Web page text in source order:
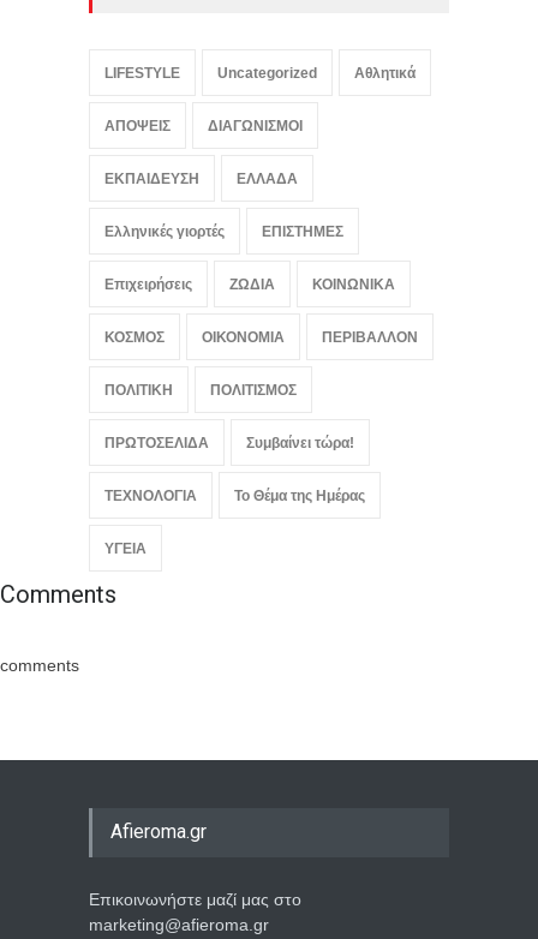
LIFESTYLE Uncategorized Αθλητικά
ΑΠΟΨΕΙΣ ΔΙΑΓΩΝΙΣΜΟΙ
ΕΚΠΑΙΔΕΥΣΗ ΕΛΛΑΔΑ
Ελληνικές γιορτές ΕΠΙΣΤΗΜΕΣ
Επιχειρήσεις ΖΩΔΙΑ ΚΟΙΝΩΝΙΚΑ
ΚΟΣΜΟΣ ΟΙΚΟΝΟΜΙΑ ΠΕΡΙΒΑΛΛΟΝ
ΠΟΛΙΤΙΚΗ ΠΟΛΙΤΙΣΜΟΣ
ΠΡΩΤΟΣΕΛΙΔΑ Συμβαίνει τώρα!
ΤΕΧΝΟΛΟΓΙΑ Το Θέμα της Ημέρας
ΥΓΕΙΑ
Comments
comments
Afieroma.gr
Επικοινωνήστε μαζί μας στο
marketing@afieroma.gr